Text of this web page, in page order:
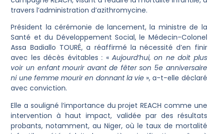
travers l’administration d’azithromycine.
Président la cérémonie de lancement, la ministre de la
Santé et du Développement Social, le Médecin-Colonel
Assa Badiallo TOURÉ, a réaffirmé la nécessité d’en finir
avec les décès évitables : « Aujourd’hui, on ne doit plus
voir un enfant mourir avant de fêter son 5e anniversaire
ni une femme mourir en donnant la vie», a-t-elle déclaré
avec conviction.
Elle a souligné l’importance du projet REACH comme une
intervention à haut impact, validée par des résultats
probants, notamment, au Niger, où le taux de mortalité